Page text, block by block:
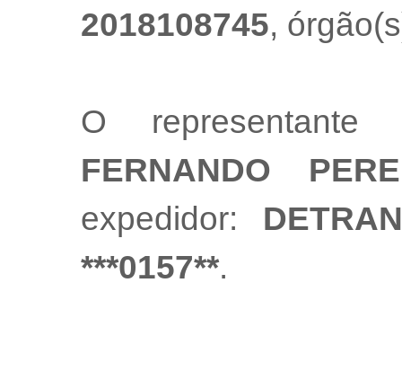
2018108745,
O
FERNANDO
expedidor:
***0157**.